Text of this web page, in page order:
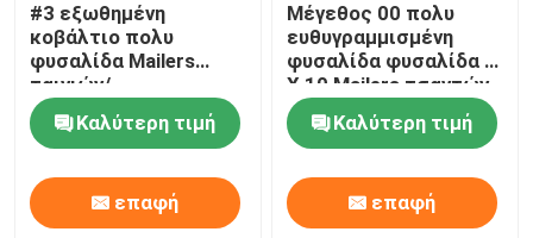
#3 εξωθημένη
κοβάλτιο πολυ
φυσαλίδα Mailers
ταινιών/
συσκευάζοντας
φάκελοι
περικαλυμμάτων
φυσαλίδων
Καλύτερη τιμή
επαφή
Μέγεθος 00 πολυ
ευθυγραμμισμένη
φυσαλίδα φυσαλίδα 5
X 10 Mailers τσαντών
για τη σαφή χρήση
παράδοσης
Καλύτερη τιμή
επαφή